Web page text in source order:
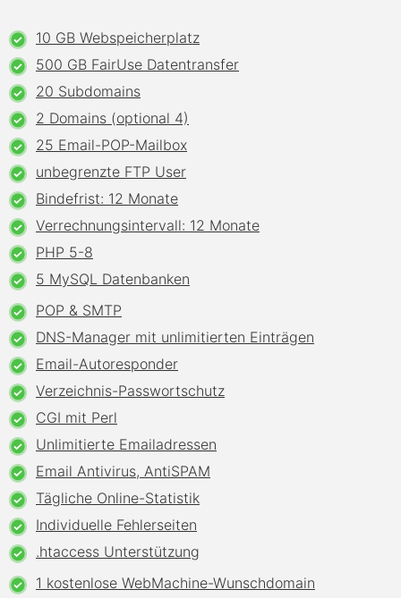
10 GB Webspeicherplatz
500 GB FairUse Datentransfer
20 Subdomains
2 Domains (optional 4)
25 Email-POP-Mailbox
unbegrenzte FTP User
Bindefrist: 12 Monate
Verrechnungsintervall: 12 Monate
PHP 5-8
5 MySQL Datenbanken
POP & SMTP
DNS-Manager mit unlimitierten Einträgen
Email-Autoresponder
Verzeichnis-Passwortschutz
CGI mit Perl
Unlimitierte Emailadressen
Email Antivirus, AntiSPAM
Tägliche Online-Statistik
Individuelle Fehlerseiten
.htaccess Unterstützung
1 kostenlose WebMachine-Wunschdomain